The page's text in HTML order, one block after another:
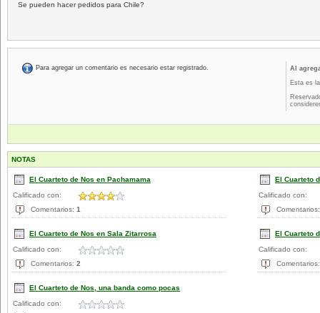
Se pueden hacer pedidos para Chile?
Para agregar un comentario es necesario estar registrado.
Al
Esta es
NOTAS
El Cuarteto de Nos en Pachamama
Calificado con:
Comentarios: 1
El Cuarteto
Calificado con:
El Cuarteto de Nos en Sala Zitarrosa
Calificado con:
Comentarios: 2
El Cuarteto
Calificado con:
El Cuarteto de Nos, una banda como pocas
Calificado con: